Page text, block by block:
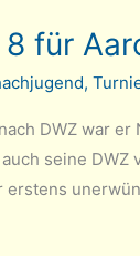
8 für
,
DWZ war
seine
erstens